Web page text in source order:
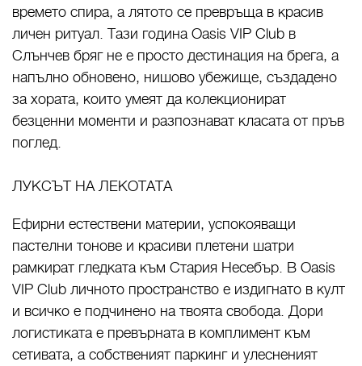
времето спира, а лятото се превръща в красив
личен ритуал. Тази година Oasis VIP Club в
Слънчев бряг не е просто дестинация на брега, a
напълно обновено, нишово убежище, създадено
за хората, които умеят да колекционират
безценни моменти и разпознават класата от пръв
поглед.
ЛУКСЪТ НА ЛЕКОТАТА
Ефирни естествени материи, успокояващи
пастелни тонове и красиви плетени шатри
рамкират гледката към Стария Несебър. В Oasis
VIP Club личното пространство е издигнато в култ
и всичко е подчинено на твоята свобода. Дори
логистиката е превърната в комплимент към
сетивата, а собственият паркинг и улесненият